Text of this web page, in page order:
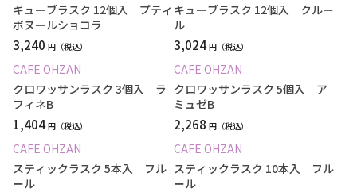
キューブラスク 12個入 プティ
ボヌールショコラ
3,240 円
キューブラスク 12個入 クルー
ル
3,024円
CAFE OHZAN
クロワッサンラスク 3個入 ラ
フィネB
1,404円
CAFE OHZAN
クロワッサンラスク 5個入 ア
ミュゼB
2,268 円
CAFE OHZAN
スティックラスク 5本入 フル
ール
CAFE OHZAN
スティックラスク 10本入 フル
ール